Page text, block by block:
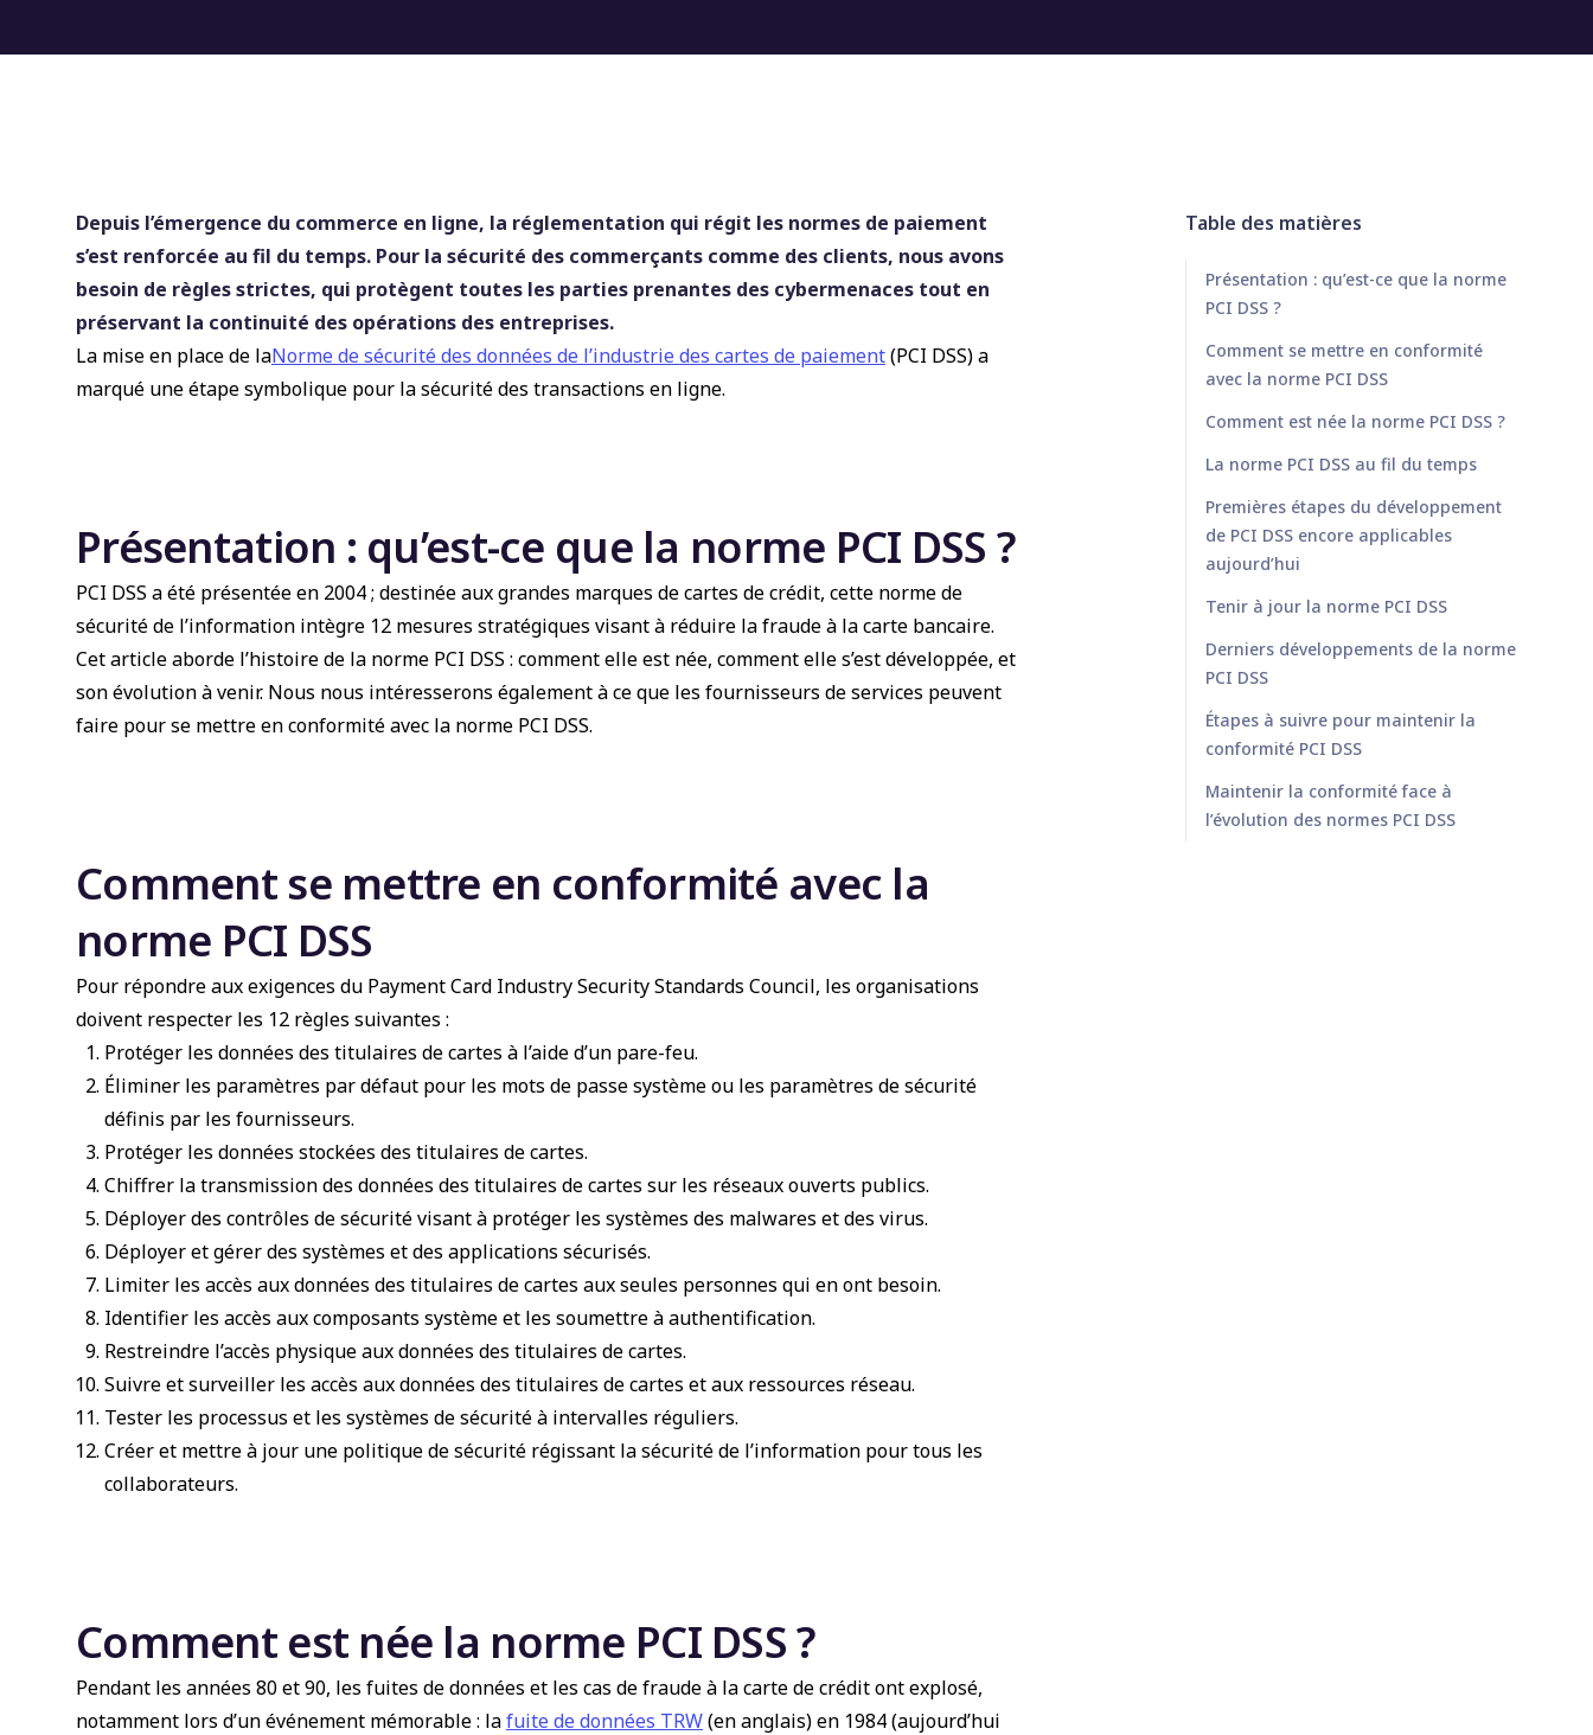
Table des matières
Présentation : qu’est-ce que la norme
PCI DSS ?
Comment se mettre en conformité
avec la norme PCI DSS
Comment est née la norme PCI DSS ?
La norme PCI DSS au fil du temps
Premières étapes du développement
de PCI DSS encore applicables
aujourd’hui
Tenir à jour la norme PCI DSS
Derniers développements de la norme
PCI DSS
Étapes à suivre pour maintenir la
conformité PCI DSS
Maintenir la conformité face à
l’évolution des normes PCI DSS
Depuis l’émergence du commerce en ligne, la réglementation qui régit les normes de paiement
s’est renforcée au fil du temps. Pour la sécurité des commerçants comme des clients, nous avons
besoin de règles strictes, qui protègent toutes les parties prenantes des cybermenaces tout en
préservant la continuité des opérations des entreprises.
La mise en place de laNorme de sécurité des données de l’industrie des cartes de paiement(PCI DSS) a
marqué une étape symbolique pour la sécurité des transactions en ligne.
Présentation : qu’est-ce que la norme PCI DSS ?
PCI DSS a été présentée en 2004 ; destinée aux grandes marques de cartes de crédit, cette norme de
sécurité de l’information intègre 12 mesures stratégiques visant à réduire la fraude à la carte bancaire.
Cet article aborde l’histoire de la norme PCI DSS : comment elle est née, comment elle s’est développée, et
son évolution à venir. Nous nous intéresserons également à ce que les fournisseurs de services peuvent
faire pour se mettre en conformité avec la norme PCI DSS.
Comment se mettre en conformité avec la
norme PCI DSS
Pour répondre aux exigences du Payment Card Industry Security Standards Council, les organisations
doivent respecter les 12 règles suivantes :
Protéger les données des titulaires de cartes à l’aide d’un pare-feu.
Éliminer les paramètres par défaut pour les mots de passe système ou les paramètres de sécurité
définis par les fournisseurs.
Protéger les données stockées des titulaires de cartes.
Chiffrer la transmission des données des titulaires de cartes sur les réseaux ouverts publics.
Déployer des contrôles de sécurité visant à protéger les systèmes des malwares et des virus.
Déployer et gérer des systèmes et des applications sécurisés.
Limiter les accès aux données des titulaires de cartes aux seules personnes qui en ont besoin.
Identifier les accès aux composants système et les soumettre à authentification.
Restreindre l’accès physique aux données des titulaires de cartes.
Suivre et surveiller les accès aux données des titulaires de cartes et aux ressources réseau.
Tester les processus et les systèmes de sécurité à intervalles réguliers.
Créer et mettre à jour une politique de sécurité régissant la sécurité de l’information pour tous les
collaborateurs.
Comment est née la norme PCI DSS ?
Pendant les années 80 et 90, les fuites de données et les cas de fraude à la carte de crédit ont explosé,
notamment lors d’un événement mémorable : lafuite de données TRW(en anglais) en 1984 (aujourd’hui